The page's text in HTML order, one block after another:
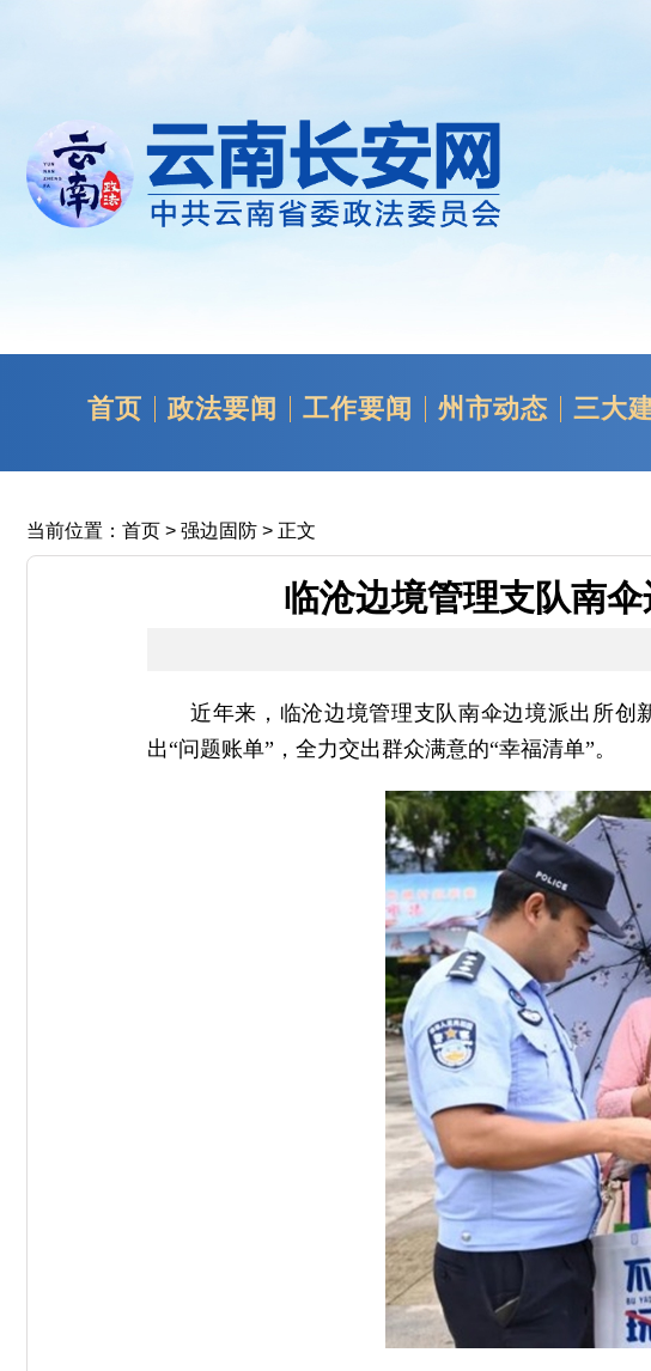
首页 政法要闻 工作要闻 州市动态 三大
当前位置： 首页 > 强边固防 > 正文
临沧边境管理支队南
近年来，临沧边境管理支队南伞边境派出所创
出“问题账单”，全力交出群众满意的“幸福清单”。